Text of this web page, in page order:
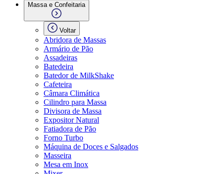
Massa e Confeitaria
Voltar
Abridora de Massas
Armário de Pão
Assadeiras
Batedeira
Batedor de MilkShake
Cafeteira
Câmara Climática
Cilindro para Massa
Divisora de Massa
Expositor Natural
Fatiadora de Pão
Forno Turbo
Máquina de Doces e Salgados
Masseira
Mesa em Inox